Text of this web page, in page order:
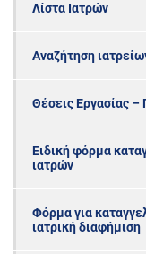
Λίστα Ιατρών
Αναζήτηση
Θέσεις Εργασίας –
Ειδική φόρμα
ιατρών
Φόρμα για
ιατρική διαφήμιση